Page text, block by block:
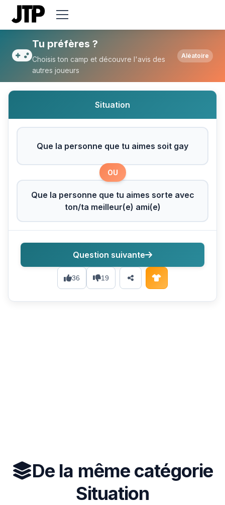
Tu préfères Que la personne que tu
Tu préfères ?
Choisis ton camp et découvre l'avis des
autres joueurs
Aléatoire
Situation
Que la personne que tu aimes soit gay
OU
Que la personne que tu aimes sorte avec
ton/ta meilleur(e) ami(e)
36 19
Question suivante
De la même catégorie
Situation